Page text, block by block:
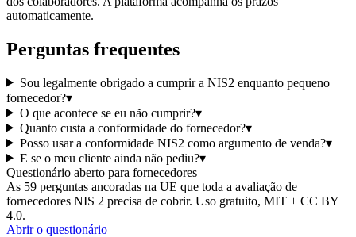
automaticamente.
Perguntas frequentes
Sou legalmente obrigado a cumprir a NIS2 enquanto pequeno
fornecedor?▾
O que acontece se eu não cumprir?▾
Quanto custa a conformidade do fornecedor?▾
Posso usar a conformidade NIS2 como argumento de venda?▾
E se o meu cliente ainda não pediu?▾
Questionário aberto para fornecedores
As 59 perguntas ancoradas na UE que toda a avaliação de
fornecedores NIS 2 precisa de cobrir. Uso gratuito, MIT + CC BY
4.0.
Abrir o questionário